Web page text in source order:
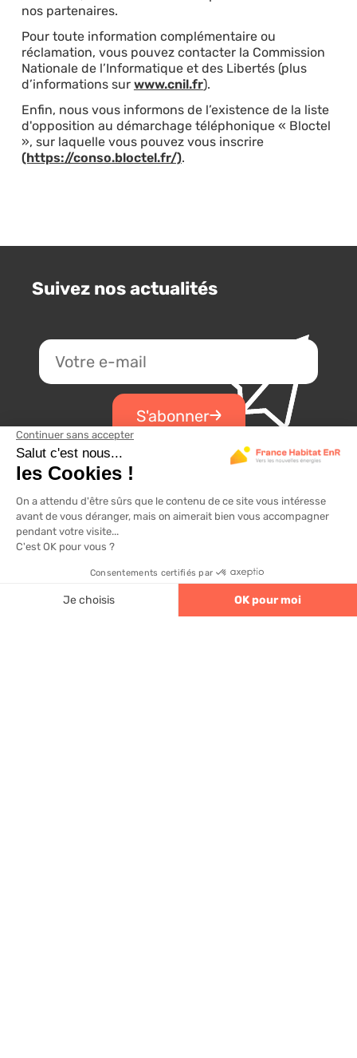
nos partenaires.
Pour toute information complémentaire ou
réclamation, vous pouvez contacter la Commission
Nationale de l’Informatique et des Libertés (plus
d’informations sur www.cnil.fr).
Enfin, nous vous informons de l’existence de la liste
d'opposition au démarchage téléphonique « Bloctel
», sur laquelle vous pouvez vous inscrire
(https://conso.bloctel.fr/).
Suivez nos actualités
4.6 320 avis